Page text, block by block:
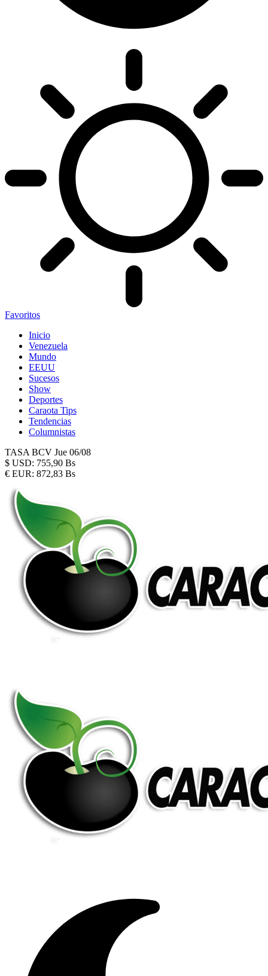
Favoritos
Inicio
Venezuela
Mundo
EEUU
Sucesos
Show
Deportes
Caraota Tips
Tendencias
Columnistas
TASA BCV Jue 06/08
$ USD: 755,90 Bs
€ EUR: 872,83 Bs